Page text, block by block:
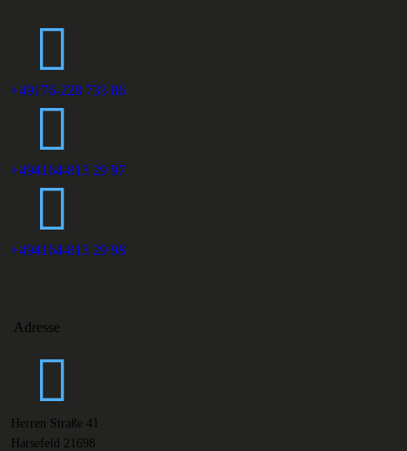
+49176-228 733 86
+494164-813 29 97
+494164-813 29 98
Adresse
Herren Straße 41
Harsefeld 21698